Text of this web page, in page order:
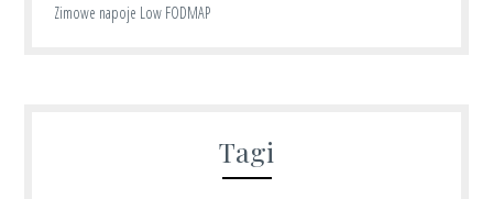
Zimowe napoje Low FODMAP
Tagi